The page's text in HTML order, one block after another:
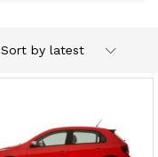
Sort by latest